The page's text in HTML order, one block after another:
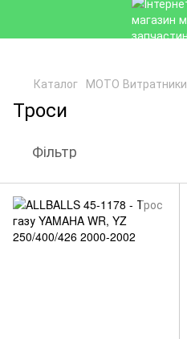
Каталог МОТО Витратники
Троси
Фільтр